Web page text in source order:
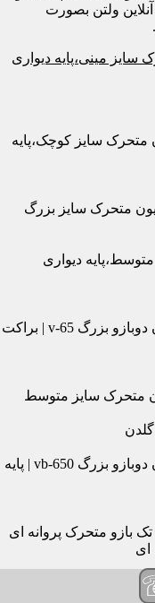
ولتن بصورت
سایز مینی،پایه دیواری
متحرک سایز کوچک،پایه
متحرک سایز بزرگ
دیواری
قیمت و خرید براکت دیواری تلویزیون دوبازو بزرگ v-65 | براکت
متحرک سایز متوسط
قیمت و خرید براکت دیواری تلویزیون دوبازو بزرگ vb-650 | پایه
بازو متحرک پروانه ای
ای
دیواری تلویزیون